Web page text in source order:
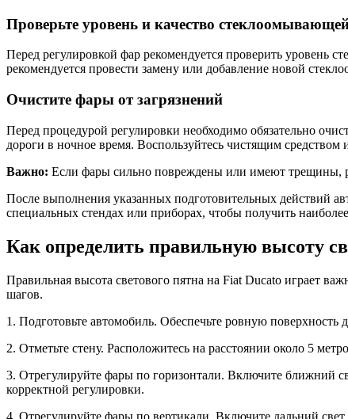
Проверьте уровень и качество
Перед регулировкой фар рекомендуется проверить уровень
рекомендуется провести замену или добавление новой
Очистите фары от загрязнений
Перед процедурой регулировки необходимо обязательно
дороги в ночное время. Воспользуйтесь чистящим
Важно: Если фары сильно повреждены или имеют трещины,
После выполнения указанных подготовительных действий
специальных стендах или приборах, чтобы получить
Как определить правильную высоту
Правильная высота светового пятна на Fiat Ducato играет
шагов.
1. Подготовьте автомобиль. Обеспечьте ровную поверхность
2. Отметьте стену. Расположитесь на расстоянии около 5
3. Отрегулируйте фары по горизонтали. Включите ближний
корректной регулировки.
4. Отрегулируйте фары по вертикали. Включите дальний